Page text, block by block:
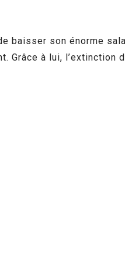
baisser son énorme
à lui, l’extinction